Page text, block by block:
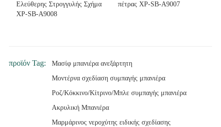
Ελεύθερης Στρογγυλής Σχήμα
ΧΡ-SB-A9008
πέτρας ΧΡ-SB-A9007
προϊόν Tag:
Μασίφ μπανιέρα ανεξάρτητη
Μοντέρνα σχεδίαση συμπαγής μπανιέρα
Ροζ/Κόκκινο/Κίτρινο/Μπλε συμπαγής μπανιέρα
Ακρυλική Μπανιέρα
Μαρμάρινος νεροχύτης ειδικής σχεδίασης